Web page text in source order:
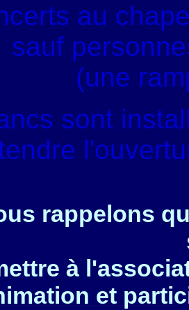
au
sauf
(une
sont
rappelons
à
et